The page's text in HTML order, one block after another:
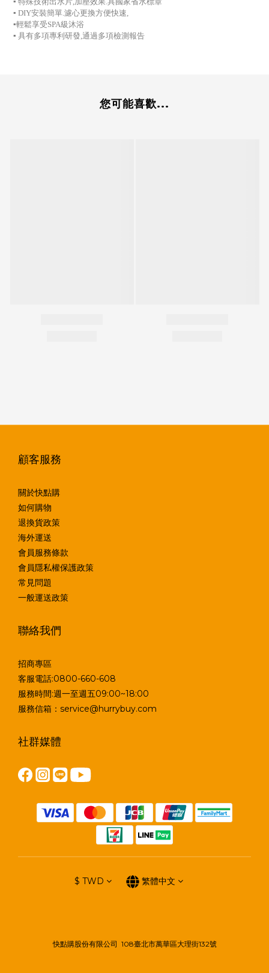
▪ DIY安裝簡單.濾心更換方便快速,
▪輕鬆享受SPA級沐浴
▪ 具有多項專利研發,通過多項檢測報告
您可能喜歡...
顧客服務
關於快點購
如何購物
退換貨政策
海外運送
會員服務條款
會員隱私權保護政策
常見問題
一般運送政策
聯絡我們
招商專區
客服電話:0800-660-608
服務時間:週一至週五09:00~18:00
服務信箱：service@hurrybuy.com
社群媒體
$ TWD 繁體中文
快點購股份有限公司 108臺北市萬華區大理街132號